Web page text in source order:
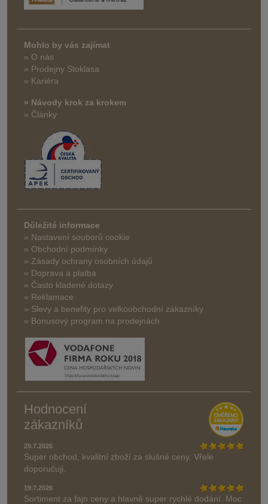
Mohlo by vás zajímat
» O nás
» Prodejny Stoklasa
» Kariéra
» Návody krok za krokem
» Články
Důležité informace
» Nastavení souborů cookie
» Obchodní podmínky
» Zásady ochrany osobních údajů
» Doprava a platba
» Často kladené dotazy
» Reklamace
» Slevy a benefity pro velkoobchodní zákazníky
» Bonusový program na prodejnách
Hodnocení
zákazníků
29.7.2026
Super obchod, kvalitní zboží za slušné ceny. Vřele
doporučuji.
19.7.2026
Sortiment za fajn ceny a hlavně super rychlé dodání. Moc